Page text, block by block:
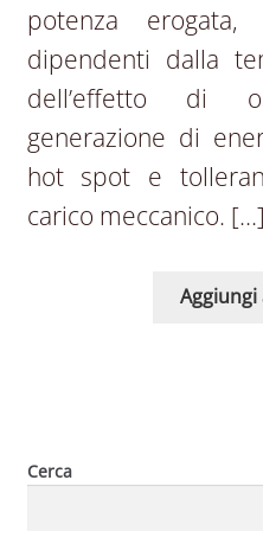
potenza erogata,
dipendenti dalla
dell’effetto di
generazione di
hot spot e
carico meccanico. […]
Cerca